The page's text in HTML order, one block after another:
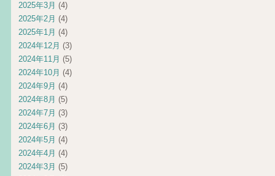
2025年3月 (4)
2025年2月 (4)
2025年1月 (4)
2024年12月 (3)
2024年11月 (5)
2024年10月 (4)
2024年9月 (4)
2024年8月 (5)
2024年7月 (3)
2024年6月 (3)
2024年5月 (4)
2024年4月 (4)
2024年3月 (5)